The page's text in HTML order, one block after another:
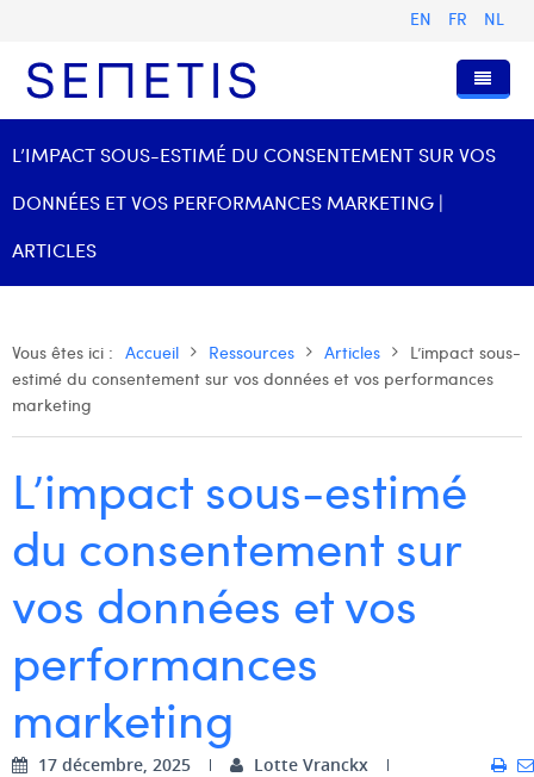
EN FR NL
Services
Digital Business Intelligence
Formations
Notre histoire
Anouk Allegaert
Camille Servais
Charlie Deschamps
Dhan Claes
Diane Tremouroux
Edouard Polet
Elio Civalleri
Eliott Pousset
Nos valeurs
Certifications
Ressources
Présentations et Cas
Rejoignez-nous
Digital Business Analyst
Digital Business Intern
L’IMPACT SOUS-ESTIMÉ DU CONSENTEMENT SUR VOS
DONNÉES ET VOS PERFORMANCES MARKETING |
ARTICLES
Vous êtes ici : Accueil Ressources Articles
L’impact sous-
estimé du consentement sur vos données et vos performances
marketing
L’impact sous-estimé
du consentement sur
vos données et vos
performances
marketing
17 décembre, 2025 Lotte Vranckx